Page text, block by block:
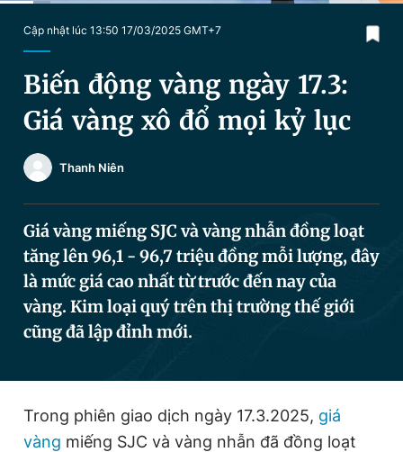
Video Magazine
Tiện ích
Thông tin tòa soạn Liên hệ quảng cáo
Cập nhật lúc 13:50 17/03/2025 GMT+7
Biến động vàng ngày 17.3:
Giá vàng xô đổ mọi kỷ lục
Thanh Niên
Giá vàng miếng SJC và vàng nhẫn đồng loạt
tăng lên 96,1 - 96,7 triệu đồng mỗi lượng, đây
là mức giá cao nhất từ trước đến nay của
vàng. Kim loại quý trên thị trường thế giới
cũng đã lập đỉnh mới.
Trong phiên giao dịch ngày 17.3.2025, giá
vàng miếng SJC và vàng nhẫn đã đồng loạt